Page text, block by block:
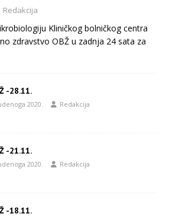
Redakcija
Kliničkog bolničkog centra
zdravstvo OBŽ u zadnja 24 sata za
-28.11.
2020. Redakcija
-21.11.
2020. Redakcija
-18.11.